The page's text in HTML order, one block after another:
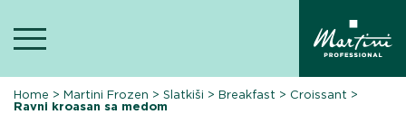
content
Home >Martini Frozen >Slatkiši >Breakfast > Croissant >
Ravni kroasan sa medom